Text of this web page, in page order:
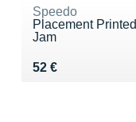
Speedo
Placement Printed
Jam
52 €
Vendu 52 €